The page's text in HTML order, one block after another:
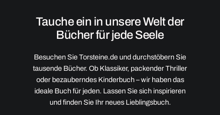
Tauche ein in unsere Welt der
Bücher für jede Seele
Besuchen Sie Torsteine.de und durchstöbern Sie
tausende Bücher. Ob Klassiker, packender Thriller
oder bezauberndes Kinderbuch – wir haben das
ideale Buch für jeden. Lassen Sie sich inspirieren
und finden Sie Ihr neues Lieblingsbuch.